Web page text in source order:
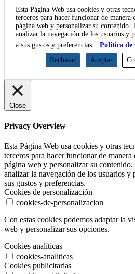
Esta Página Web usa cookies y otras
terceros para hacer funcionar de manera
página web y personalizar su contenido.
analizar la navegación de los usuarios y
a sus gustos y preferencias.
Política de
Rechazar
Aceptar
Close
Privacy Overview
Esta Página Web usa cookies y otras
terceros para hacer funcionar de manera
página web y personalizar su contenido.
analizar la navegación de los usuarios y
sus gustos y preferencias.
Cookies de personalización
cookies-de-personalizacion
Con estas cookies podemos adaptar la
web y personalizar sus opciones.
Cookies analíticas
cookies-analiticas
Cookies publicitarias